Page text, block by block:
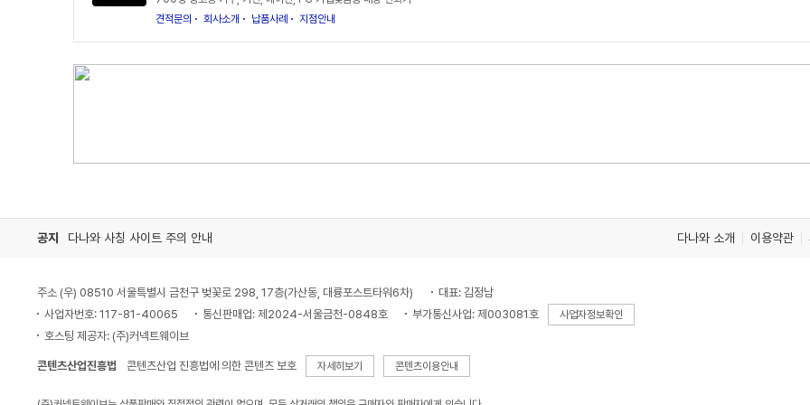
견적문의
회사소개 납품사례 지점안내
공지 다나와 사칭 사이트 주의 안내 다나와 소개 이용약관
주소 (우) 08510 서울특별시 금천구 벚꽃로 298, 17층(가산동, 대륭포스트타워6차)
대표: 김정남
사업자번호: 117-81-40065
통신판매업: 제2024-서울금천-0848호 부가통신사업: 제003081호 사업자정보확인
호스팅 제공자: (주)커넥트웨이브
콘텐츠산업진흥법 콘텐츠산업 진흥법에 의한 콘텐츠 보호 자세히보기 콘텐츠이용안내